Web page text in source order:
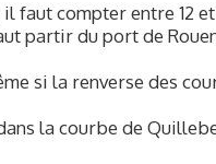
faut compter entre 12
partir du port de
si la renverse des
la courbe de